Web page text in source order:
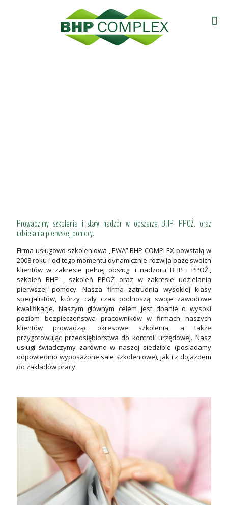
Prowadzimy szkolenia i stały nadzór w obszarze BHP, PPOŻ. oraz
udzielania pierwszej pomocy.
Firma usługowo-szkoleniowa ,,EWA” BHP COMPLEX powstałą w
2008 roku i od tego momentu dynamicznie rozwija bazę swoich
klientów w zakresie pełnej obsługi i nadzoru BHP i PPOŻ.,
szkoleń BHP , szkoleń PPOŻ oraz w zakresie udzielania
pierwszej pomocy. Nasza firma zatrudnia wysokiej klasy
specjalistów, którzy cały czas podnoszą swoje zawodowe
kwalifikacje. Naszym głównym celem jest dbanie o wysoki
poziom bezpieczeństwa pracowników w firmach naszych
klientów prowadząc okresowe szkolenia, a także
przygotowując przedsiębiorstwa do kontroli urzędowej. Nasz
usługi świadczymy zarówno w naszej siedzibie (posiadamy
odpowiednio wyposażone sale szkoleniowe), jak i z dojazdem
do zakładów pracy.